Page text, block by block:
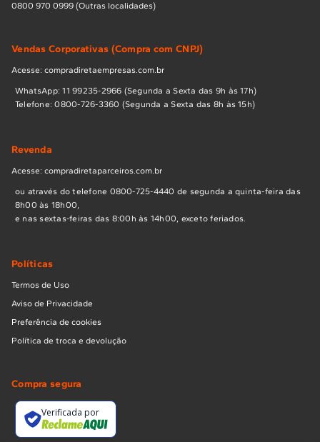
0800 970 0999 (Outras localidades)
Vendas Corporativas (Compra com CNPJ)
Acesse: compradiretaempresas.com.br
WhatsApp: 11 99235-2966 (Segunda a Sexta das 9h às 17h)
Telefone: 0800-726-3360 (Segunda a Sexta das 8h às 15h)
Revenda
Acesse: compradiretaparceiros.com.br
ou através do telefone 0800-725-4440 de segunda a quinta-feira das
8h00 às 18h00,
e nas sextas-feiras das 8:00h às 14h00, exceto feriados.
Políticas
Termos de Uso
Aviso de Privacidade
Preferência de cookies
Política de troca e devolução
Compra segura
Verificada por